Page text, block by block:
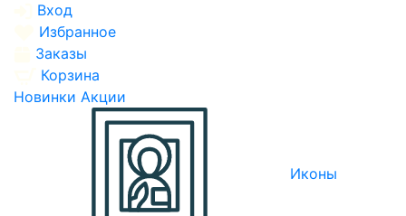
Вход
Избранное
Заказы
Корзина
Новинки Акции
Иконы